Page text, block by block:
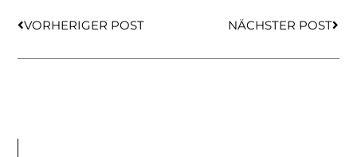
VORHERIGER POST NÄCHSTER POST